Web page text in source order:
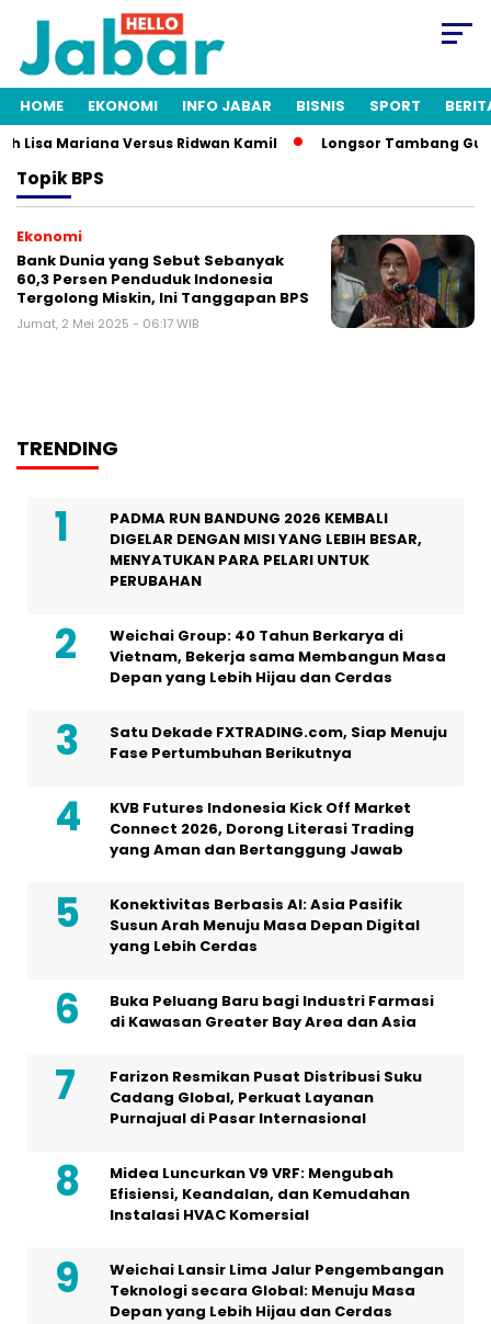
HOME EKONOMI INFO JABAR BISNIS SPORT
Lisa Mariana Versus Ridwan Kamil Longsor Tambang
TopikBPS
Ekonomi
Bank Dunia yang Sebut Sebanyak
60,3 Persen Penduduk Indonesia
Tergolong Miskin, Ini Tanggapan BPS
Jumat, 2 Mei 2025 - 06:17 WIB
TRENDING
PADMA RUN BANDUNG 2026 KEMBALI
DIGELAR DENGAN MISI YANG LEBIH BESAR,
MENYATUKAN PARA PELARI UNTUK
PERUBAHAN
Weichai Group: 40 Tahun Berkarya di
Vietnam, Bekerja sama Membangun Masa
Depan yang Lebih Hijau dan Cerdas
Satu Dekade FXTRADING.com, Siap Menuju
Fase Pertumbuhan Berikutnya
KVB Futures Indonesia Kick Off Market
Connect 2026, Dorong Literasi Trading
yang Aman dan Bertanggung Jawab
Konektivitas Berbasis AI: Asia Pasifik
Susun Arah Menuju Masa Depan Digital
yang Lebih Cerdas
Buka Peluang Baru bagi Industri Farmasi
di Kawasan Greater Bay Area dan Asia
Farizon Resmikan Pusat Distribusi Suku
Cadang Global, Perkuat Layanan
Purnajual di Pasar Internasional
Midea Luncurkan V9 VRF: Mengubah
Efisiensi, Keandalan, dan Kemudahan
Instalasi HVAC Komersial
Weichai Lansir Lima Jalur Pengembangan
Teknologi secara Global: Menuju Masa
Depan yang Lebih Hijau dan Cerdas